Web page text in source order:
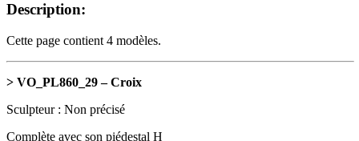
Description:
Cette page contient 4 modèles.
> VO_PL860_29 – Croix
Sculpteur : Non précisé
Complète avec son piédestal H